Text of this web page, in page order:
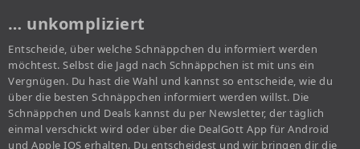
… unkompliziert
Entscheide, über welche Schnäppchen du informiert werden
möchtest. Selbst die Jagd nach Schnäppchen ist mit uns ein
Vergnügen. Du hast die Wahl und kannst so entscheide, wie du
über die besten Schnäppchen informiert werden willst. Die
Schnäppchen und Deals kannst du per Newsletter, der täglich
einmal verschickt wird oder über die DealGott App für Android
und Apple IOS erhalten. Du entscheidest und wir bringen dir die